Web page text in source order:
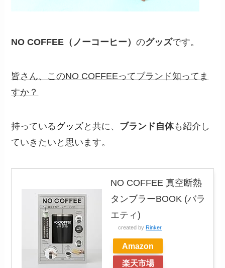
NO COFFEE（ノーコーヒー）のグッズです。
皆さん、このNO COFFEEってブランド知ってま
すか？
持っている グッズと共に、 ブランド自体も紹介し
ていきたいと思います。
NO COFFEE 真空断熱
タンブラーBOOK (バラ
エティ)
created by Rinker
Amazon
楽天市場